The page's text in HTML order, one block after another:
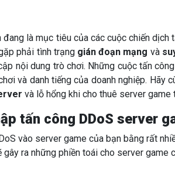
đang là mục tiêu của các cuộc chiến dịch
phải tình trạng gián đoạn mạng và
nội dung trò chơi. Những cuộc tấn
và danh tiếng của doanh nghiệp. Hãy
và lỗ hổng khi cho thuê server game
tấn công DDoS server
vào server game của bạn bằng rất
ra những phiền toái cho server game